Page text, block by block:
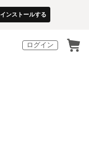
インストールする
ログイン